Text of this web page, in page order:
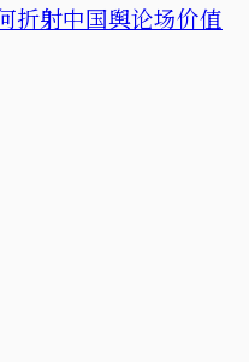
折射中国舆论场价值